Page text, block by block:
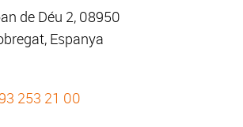
de Déu 2, 08950
Espanya
253 21 00